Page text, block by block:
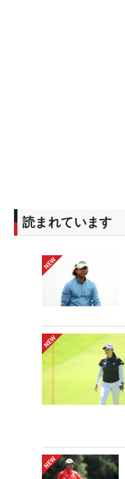
読まれています